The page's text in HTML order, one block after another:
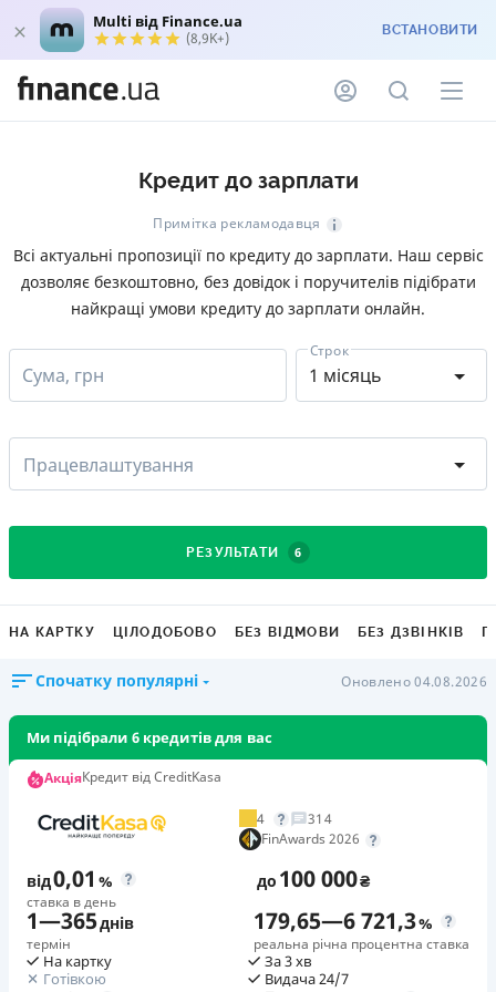
Multi від Finance.ua
(8,9K+) ВСТАНОВИТИ
Кредит до зарплати
Примітка рекламодавця
Всі актуальні пропозиції по кредиту до зарплати. Наш сервіс
дозволяє безкоштовно, без довідок і поручителів підібрати
найкращі умови кредиту до зарплати онлайн.
Сума, грн 1 місяць
Строк
Працевлаштування
РЕЗУЛЬТАТИ 6
НА КАРТКУ ЦІЛОДОБОВО БЕЗ ВІДМОВИ БЕЗ ДЗВІНКІВ
Спочатку популярні Оновлено 04.08.2026
Ми підібрали 6 кредитів для вас
АкціяКредит від CreditKasa
4
314
FinAwards 2026
від0,01 %
ставка в день
до 100 000₴
1—365днів
термін
179,65—6 721,3%
реальна річна процентна ставка
На картку
Готівкою
За 3 хв
Видача 24/7